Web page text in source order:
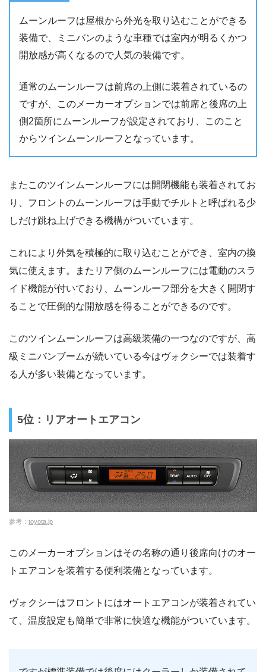
ムーンルーフは屋根から外光を取り込むことができる
装備で、ミニバンのような車種では室内が明るくかつ
開放感が高くなるので人気の装備です。
通常のムーンルーフは前席の上側に装着されているの
ですが、このメーカーオプションでは前席と後席の上
側2箇所にムーンルーフが設定されており、このこと
からツインムーンルーフとなっています。
またこのツインムーンルーフには開閉機能も装着されてお
り、フロントのムーンルーフは手動でチルトと呼ばれる少
しだけ跳ね上げできる機構がついています。
これにより外気を積極的に取り込むことができ、室内の換
気に使えます。またリア側のムーンルーフには電動のスラ
イド機能が付いており、ムーンルーフ部分を大きく開閉す
ることで圧倒的な開放感を得ることができるのです。
このツインムーンルーフは高級装備の一つなのですが、高
級ミニバンブームが続いている今はヴォクシーでは装着す
る人が多い装備となっています。
5位：リアオートエアコン
参考： toyota.jp
このメーカーオプションはその名称の通り後席向けのオー
トエアコンを装着する便利装備となっています。
ヴォクシーはフロントにはオートエアコンが装着されてい
て、温度設定も簡単で非常に快適な機能がついています。